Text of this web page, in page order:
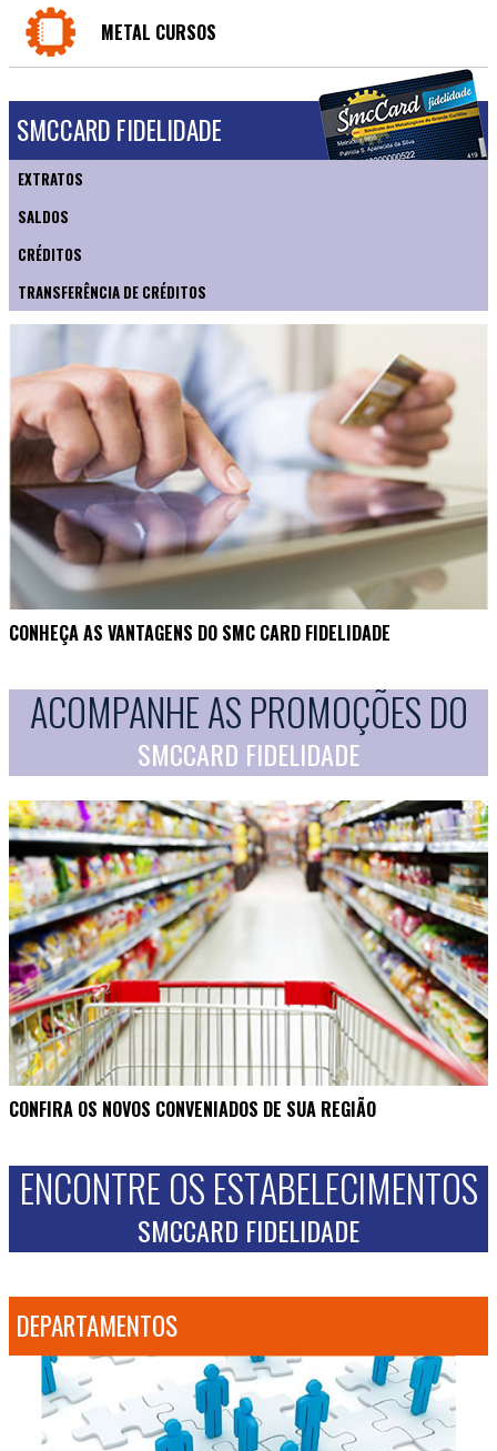
METAL CURSOS
SMCCARD FIDELIDADE
EXTRATOS
SALDOS
CRÉDITOS
TRANSFERÊNCIA DE CRÉDITOS
CONHEÇA AS VANTAGENS DO SMC CARD FIDELIDADE
ACOMPANHE AS PROMOÇÕES DO
SMCCARD FIDELIDADE
CONFIRA OS NOVOS CONVENIADOS DE SUA REGIÃO
ENCONTRE OS ESTABELECIMENTOS
SMCCARD FIDELIDADE
DEPARTAMENTOS